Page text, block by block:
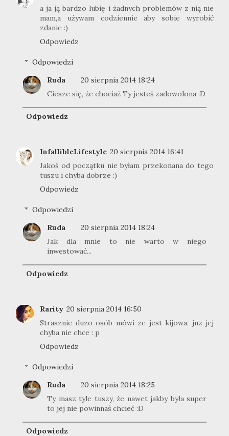
a ja ją bardzo lubię i żadnych problemów z nią nie
mam,a używam codziennie aby sobie wyrobić
zdanie :)
Odpowiedz
Odpowiedzi
Ruda
20 sierpnia 2014 18:24
Ciesze się, że chociaż Ty jesteś zadowolona :D
Odpowiedz
InfallibleLifestyle 20 sierpnia 2014 16:41
Jakoś od początku nie byłam przekonana do tego
tuszu i chyba dobrze :)
Odpowiedz
Odpowiedzi
Ruda
20 sierpnia 2014 18:24
Jak dla mnie to nie warto w niego
inwestować...
Odpowiedz
Rarity 20 sierpnia 2014 16:50
Strasznie duzo osób mówi ze jest kijowa, juz jej
chyba nie chce : p
Odpowiedz
Odpowiedzi
Ruda
20 sierpnia 2014 18:25
Ty masz tyle tuszy, że nawet jakby była super
to jej nie powinnaś chcieć :D
Odpowiedz